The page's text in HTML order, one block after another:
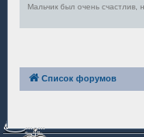
е
Мальчик был очень счастлив,
Список форумов